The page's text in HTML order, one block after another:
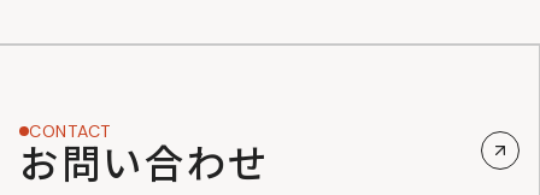
CONTACT
お問い合わせ